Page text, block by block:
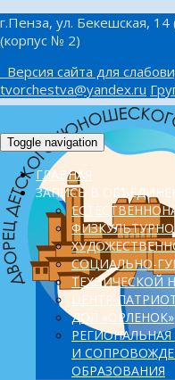
г.Пенза, ул. Бекешская,
(корпус № 2)
Версия сайта для
tvorchestva@yandex.ru
Toggle navigation
ГЛАВНАЯ
ЗАПИСЬ В
СОЦИАЛЬНО-
ТЕХНИЧЕСКОЙ
ЦЕНТР
ДОЛ «ОРЛЕНОК»
И
ОБРАЗОВАНИЯ